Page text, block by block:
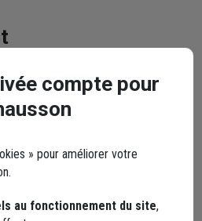
compte pour
» pour améliorer votre
au fonctionnement du site,